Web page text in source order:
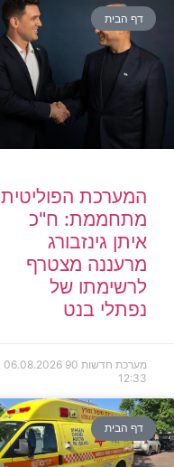
דף הבית
המערכת הפוליטית
מתחממת: ח"כ
איתן גינזבורג
מרעננה מצטרף
לרשימתו של
נפתלי בנט
מערכת חדשות 90
06.08.2026
12:33
דף הבית